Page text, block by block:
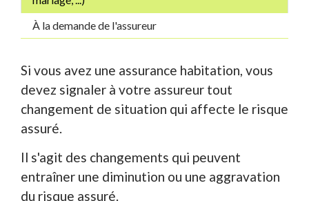
À la demande de l'assureur
Si vous avez une assurance habitation, vous
devez signaler à votre assureur tout
changement de situation qui affecte le risque
assuré.
Il s'agit des changements qui peuvent
entraîner une diminution ou une aggravation
du risque assuré.